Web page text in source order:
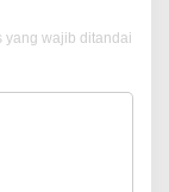
yang wajib ditandai